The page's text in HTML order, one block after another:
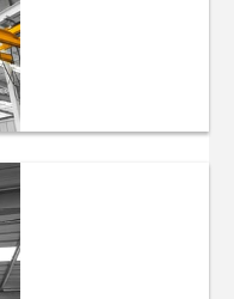
Zweiträger-
Hängekrane